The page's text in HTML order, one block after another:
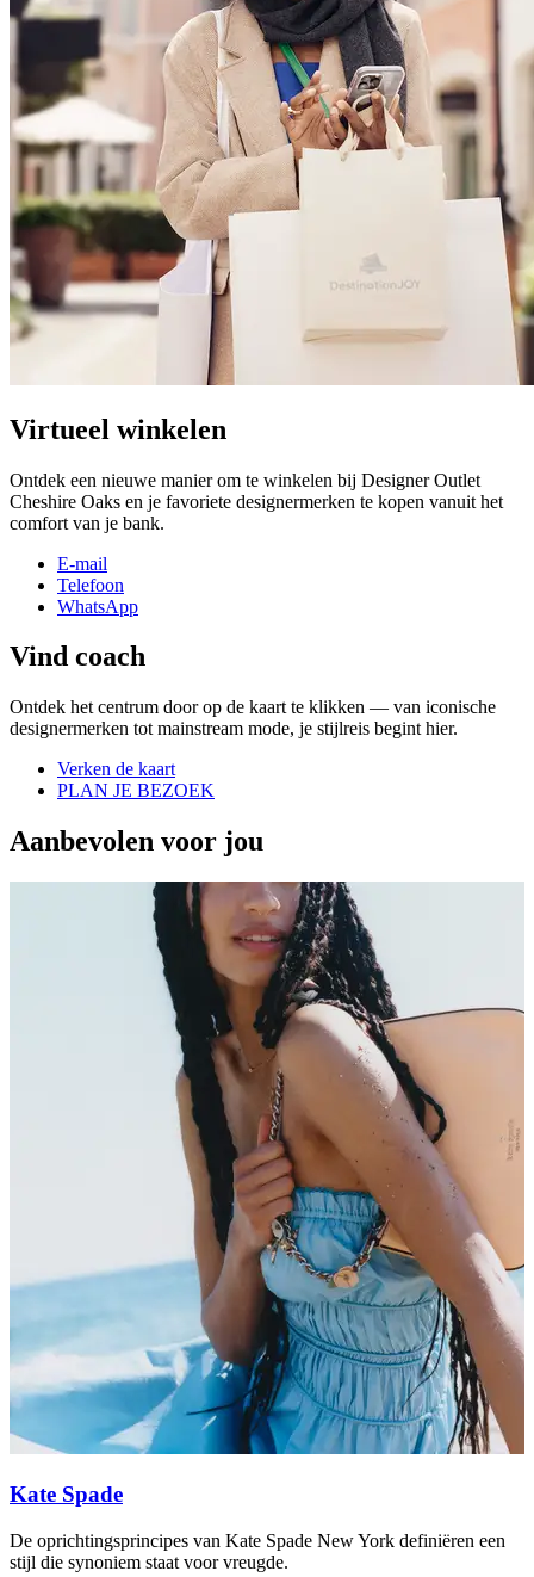
Virtueel winkelen
Ontdek een nieuwe manier om te winkelen bij Designer Outlet
Cheshire Oaks en je favoriete designermerken te kopen vanuit het
comfort van je bank.
E-mail
Telefoon
WhatsApp
Vind coach
Ontdek het centrum door op de kaart te klikken — van iconische
designermerken tot mainstream mode, je stijlreis begint hier.
Verken de kaart
PLAN JE BEZOEK
Aanbevolen voor jou
Kate Spade
De oprichtingsprincipes van Kate Spade New York definiëren een
stijl die synoniem staat voor vreugde.